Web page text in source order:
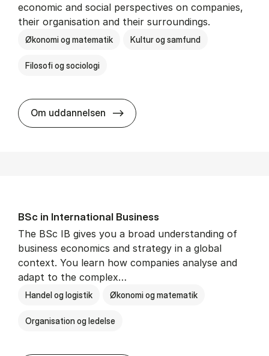
economic and social perspectives on companies,
their organisation and their surroundings.
Økonomi og matematik Kultur og samfund
Filosofi og sociologi
Om uddannelsen BSc in Busi­ness Ad­min­is­tra­tion
BSc in In­ter­na­tion­al Busi­ness
The BSc IB gives you a broad understanding of
business economics and strategy in a global
context. You learn how companies analyse and
adapt to the complex…
Handel og logistik Økonomi og matematik
Organisation og ledelse